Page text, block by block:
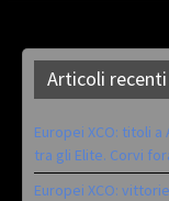
Articoli recenti
Europei XCO: titoli
tra gli Elite. Corvi
Europei XCO: